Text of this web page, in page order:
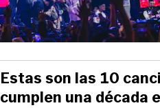
Estas son las 10
cumplen una década